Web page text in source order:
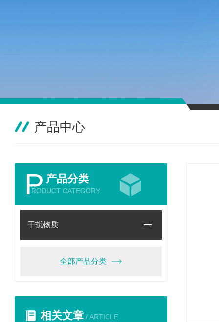
产品中心
P 产品分类
RODUCT CATEGORY
干扰物质
全部产品分类
相关文章 / ARTICLE